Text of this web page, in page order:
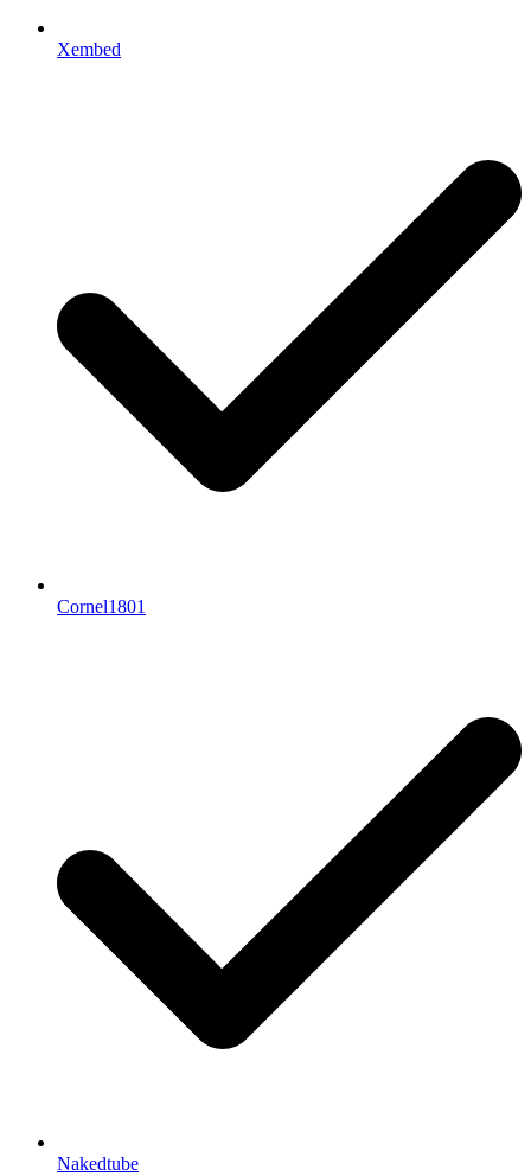
Xembed
Cornel1801
Nakedtube